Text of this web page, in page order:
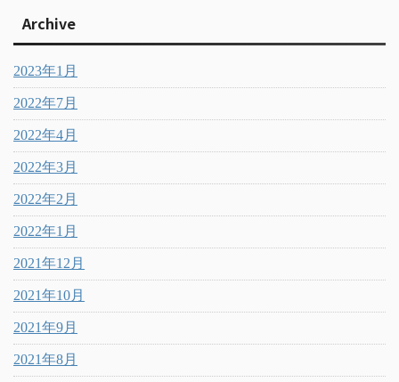
Archive
2023年1月
2022年7月
2022年4月
2022年3月
2022年2月
2022年1月
2021年12月
2021年10月
2021年9月
2021年8月